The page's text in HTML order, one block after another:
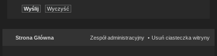
ZAREJESTRUJ SIĘ
Strona Główna Usuń ciasteczka witryny
Zespół administracyjny